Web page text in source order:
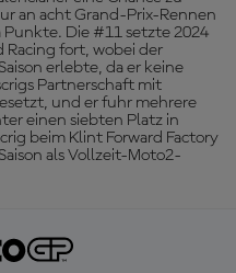
an acht Grand-Prix-Rennen
Die #11 setzte 2024
Racing fort, wobei der
erlebte, da er keine
Partnerschaft mit
und er fuhr mehrere
einen siebten Platz in
beim Klint Forward Factory
als Vollzeit-Moto2-